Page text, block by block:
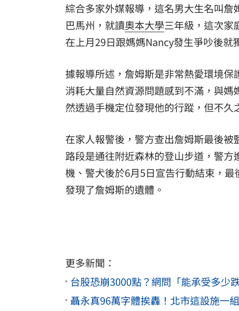
綜合多家外媒報導，這名男大生名叫
巴馬州 ，就讀奧本大學三年級，這次家
在上月29日跟媽媽Nancy發生爭吵後就
據報導所述，詹姆斯是非常熱愛環境
消耗大量自然資源問題感到不滿，與
然透過手機定位發現他的行蹤，但不久
在家人報警後，警方查出詹姆斯最後
路段是通往附近森林的登山步道，警
機、警犬後於6月5日宣告行動結束，
發現了詹姆斯的遺體。
更多新聞：
台股恐崩3000點？網問「能承受多
聶永真96萬字體挨轟！北市這設施一